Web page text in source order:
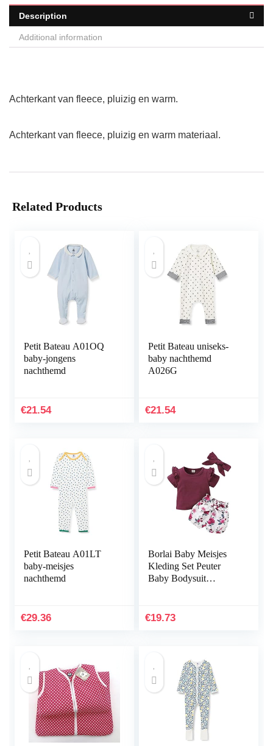
Description
Additional information
Achterkant van fleece, pluizig en warm.
Achterkant van fleece, pluizig en warm materiaal.
Related Products
Petit Bateau A01OQ
baby-jongens
nachthemd
€21.54
Petit Bateau uniseks-
baby nachthemd
A026G
€21.54
Petit Bateau A01LT
baby-meisjes
nachthemd
€29.36
Borlai Baby Meisjes
Kleding Set Peuter
Baby Bodysuit
Maanden 12-18month
€19.73